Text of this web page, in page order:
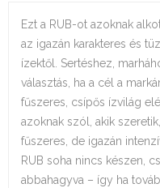
Ezt a RUB-ot azoknak
az igazán karakteres és
ízektől. Sertéshez,
választás, ha a cél a
fűszeres, csípős ízvilág
azoknak szól, akik
fűszeres, de igazán
RUB soha nincs készen,
abbahagyva – így ha